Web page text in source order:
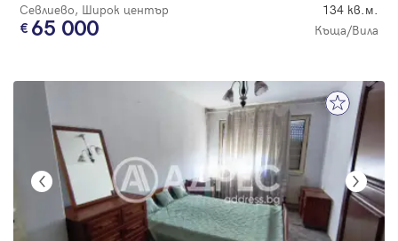
Севлиево, Широк център 134 кв.м.
65 000 Къща/Вила